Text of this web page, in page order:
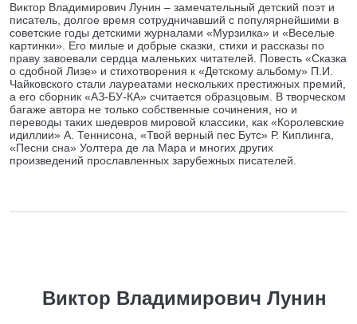
Виктор Владимирович Лунин – замечательный детский поэт и
писатель, долгое время сотрудничавший с популярнейшими в
советские годы детскими журналами «Мурзилка» и «Веселые
картинки». Его милые и добрые сказки, стихи и рассказы по
праву завоевали сердца маленьких читателей. Повесть «Сказка
о сдобной Лизе» и стихотворения к «Детскому альбому» П.И.
Чайковского стали лауреатами нескольких престижных премий,
а его сборник «АЗ-БУ-КА» считается образцовым. В творческом
багаже автора не только собственные сочинения, но и
переводы таких шедевров мировой классики, как «Королевские
идиллии» А. Теннисона, «Твой верный пес Бутс» Р. Киплинга,
«Песни сна» Уолтера де ла Мара и многих других
произведений прославленных зарубежных писателей.
Виктор Владимирович Лунин